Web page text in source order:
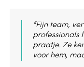
“Fijn team,
professionals
praatje. Ze
voor hem,